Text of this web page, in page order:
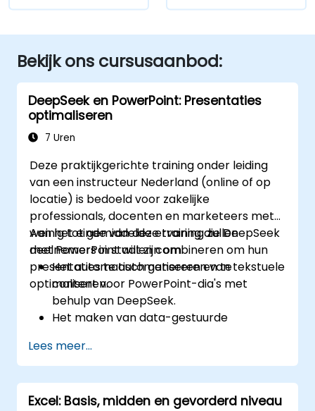
Bekijk ons cursusaanbod:
DeepSeek en PowerPoint: Presentaties
optimaliseren
7 Uren
Deze praktijkgerichte training onder leiding
van een instructeur Nederland (online of op
locatie) is bedoeld voor zakelijke
professionals, docenten en marketeers met
weinig tot gemiddelde ervaring die DeepSeek
met PowerPoint willen combineren om hun
presentaties te automatiseren en te
optimaliseren.
Aan het einde van deze training zullen
deelnemers in staat zijn om:
Het automatisch genereren van tekstuele
content voor PowerPoint-dia's met
behulp van DeepSeek.
Het maken van data-gestuurde
DeepSeek-modellen.
Het gebruikmaken van AI om lange
rapporten samen te vatten en ze om te
zetten in presentatieklaar materiaal.
Lees meer...
Excel: Basis, midden en gevorderd niveau